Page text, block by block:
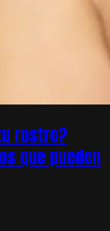
rostro?
que pueden